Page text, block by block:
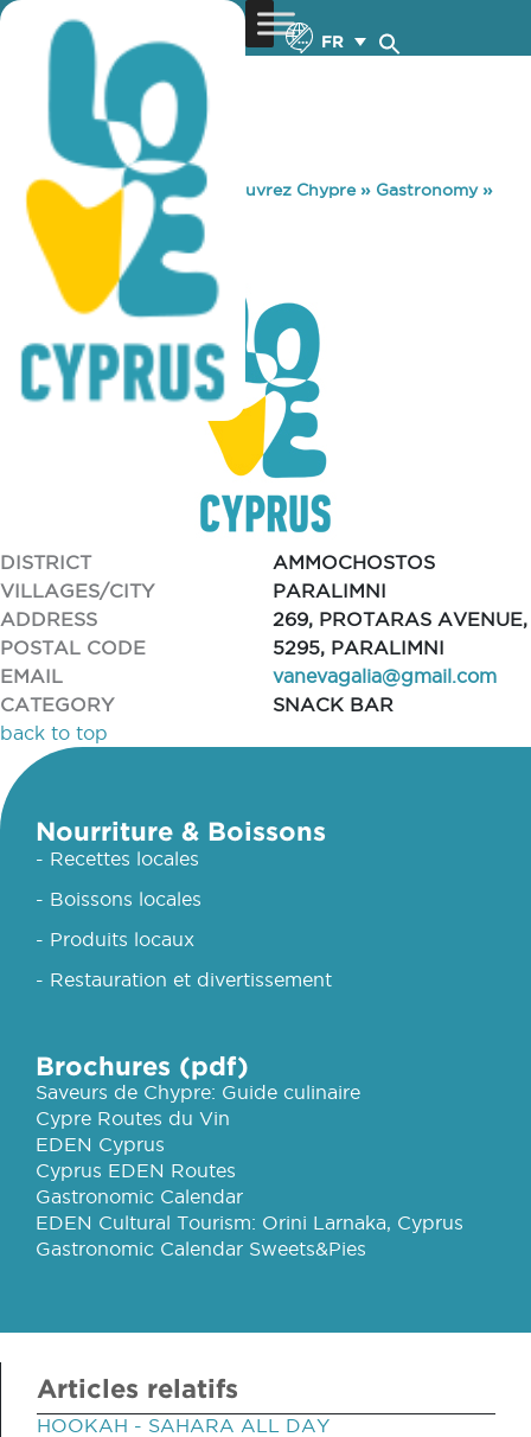
FR
You are here: Home »Découvrez Chypre» Gastronomy»
NASHENTSI
NASHENTSI
DISTRICT
AMMOCHOSTOS
VILLAGES/CITY
PARALIMNI
ADDRESS
269, PROTARAS AVENUE,
POSTAL CODE
5295, PARALIMNI
EMAIL
vanevagalia@gmail.com
CATEGORY
SNACK BAR
back to top
Nourriture & Boissons
- Recettes locales
- Boissons locales
- Produits locaux
- Restauration et divertissement
Brochures (pdf)
Saveurs de Chypre: Guide culinaire
Cypre Routes du Vin
EDEN Cyprus
Cyprus EDEN Routes
Gastronomic Calendar
EDEN Cultural Tourism: Orini Larnaka, Cyprus
Gastronomic Calendar Sweets&Pies
Articles relatifs
HOOKAH - SAHARA ALL DAY